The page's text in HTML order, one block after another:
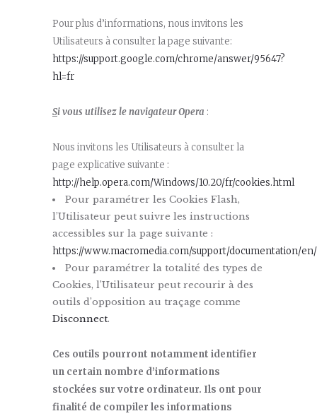
Pour plus d’informations, nous invitons les
Utilisateurs à consulter la page suivante:
https://support.google.com/chrome/answer/95647?
hl=fr
Si vous utilisez le navigateur Opera :
Nous invitons les Utilisateurs à consulter la
page explicative suivante :
http://help.opera.com/Windows/10.20/fr/cookies.html
Pour paramétrer les Cookies Flash,
l’Utilisateur peut suivre les instructions
accessibles sur la page suivante :
https://www.macromedia.com/support/documentation/
Pour paramétrer la totalité des types de
Cookies, l’Utilisateur peut recourir à des
outils d’opposition au traçage comme
Disconnect.
Ces outils pourront notamment identifier
un certain nombre d’informations
stockées sur votre ordinateur. Ils ont pour
finalité de compiler les informations